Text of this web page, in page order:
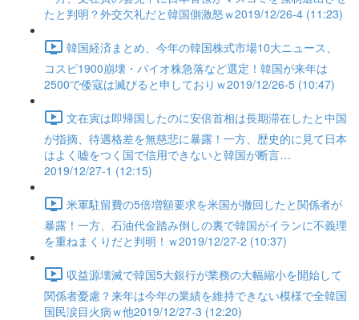
たと判明？外交欠礼だと韓国側激怒ｗ2019/12/26-4 (11:23)
韓国経済まとめ、今年の韓国株式市場10大ニュース、
コスピ1900崩壊・バイオ株急落など選定！韓国が来年は
2500で倭寇は滅びると申しておりｗ2019/12/26-5 (10:47)
文在寅は即帰国したのに安倍首相は長期滞在したと中国
が指摘、待遇格差を無慈悲に暴露！一方、歴史的に見て日本
はよく嘘をつく国で信用できないと韓国が断言…
2019/12/27-1 (12:15)
米軍駐留費の5倍増額要求を米国が撤回したと関係者が
暴露！一方、石油代金踏み倒しの裏で韓国がイランに不義理
を重ねまくりだと判明！ｗ2019/12/27-2 (10:37)
収益源壊滅で韓国5大銀行が業務の大幅縮小を開始して
関係者憂慮？来年は今年の業績を維持できない模様で全韓国
国民涙目火病ｗ他2019/12/27-3 (12:20)